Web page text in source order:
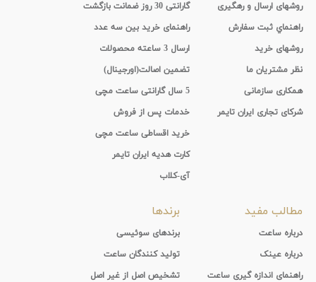
روشهای ارسال و رهگیری
راهنماي ثبت سفارش
روشهای خرید
نظر مشتریان ما
همکاری سازمانی
شرکای تجاری ایران تایمر
گارانتی 30 روز ضمانت بازگشت
راهنمای خرید بین سه عدد
ارسال 3 ساعته محصولات
تضمین اصالت(اورجینال)
5 سال گارانتی ساعت مچی
خدمات پس از فروش
خرید اقساطی ساعت مچی
کارت هدیه ایران تایمر
آی-کلاب
مطالب مفید
درباره ساعت
درباره عینک
راهنمای اندازه گیری ساعت
برندها
برندهای سوئیسی
تولید کنندگان ساعت
تشخیص اصل از غیر اصل